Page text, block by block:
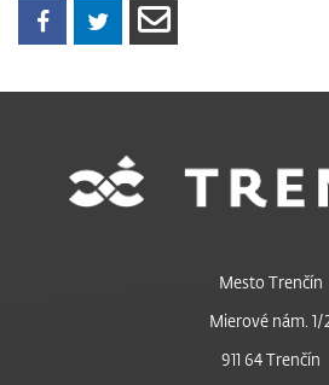
Mesto Trenčín
Mierové nám. 1/
911 64 Trenčín